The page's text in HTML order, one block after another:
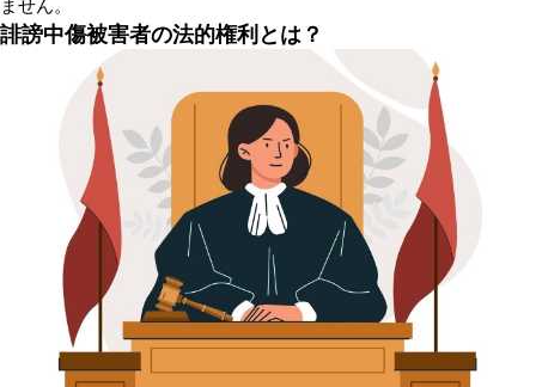
誹謗中傷被害者の法的権利とは？